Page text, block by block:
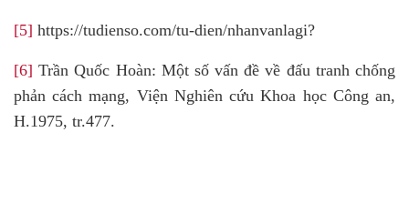
[5] https://tudienso.com/tu-dien/nhanvanlagi?
[6] Trần Quốc Hoàn: Một số vấn đề về đấu tranh chống
phản cách mạng, Viện Nghiên cứu Khoa học Công an,
H.1975, tr.477.